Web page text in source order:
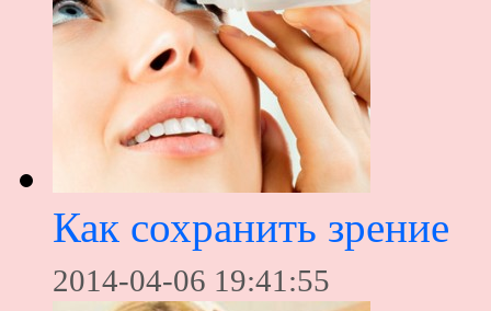
Как сохранить зрение
2014-04-06 19:41:55